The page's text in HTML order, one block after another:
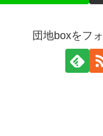
団地boxをフ